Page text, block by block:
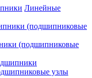
Линейные
(подшипниковые
узлы